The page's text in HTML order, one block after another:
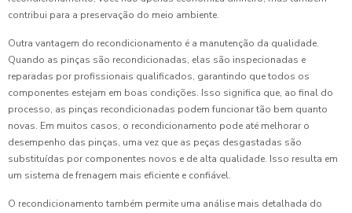
contribui para a preservação do meio ambiente.
Outra vantagem do recondicionamento é a manutenção da qualidade.
Quando as pinças são recondicionadas, elas são inspecionadas e
reparadas por profissionais qualificados, garantindo que todos os
componentes estejam em boas condições. Isso significa que, ao final do
processo, as pinças recondicionadas podem funcionar tão bem quanto
novas. Em muitos casos, o recondicionamento pode até melhorar o
desempenho das pinças, uma vez que as peças desgastadas são
substituídas por componentes novos e de alta qualidade. Isso resulta em
um sistema de frenagem mais eficiente e confiável.
O recondicionamento também permite uma análise mais detalhada do